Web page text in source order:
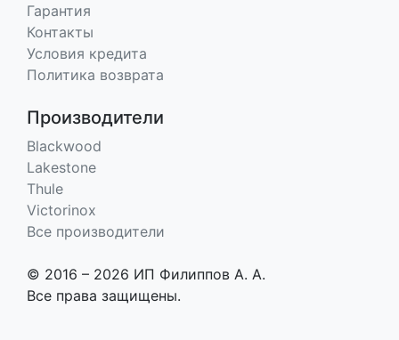
Гарантия
Контакты
Условия кредита
Политика возврата
Производители
Blackwood
Lakestone
Thule
Victorinox
Все производители
© 2016 – 2026 ИП Филиппов А. А.
Все права защищены.